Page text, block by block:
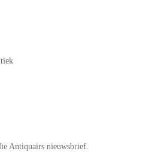
Antiquairs nieuwsbrief.